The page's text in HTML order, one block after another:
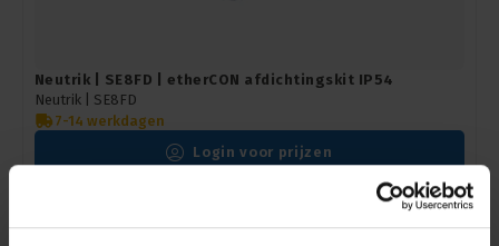
Neutrik | SE8FD | etherCON afdichtingskit IP54
Neutrik | SE8FD
7-14 werkdagen
Login voor prijzen